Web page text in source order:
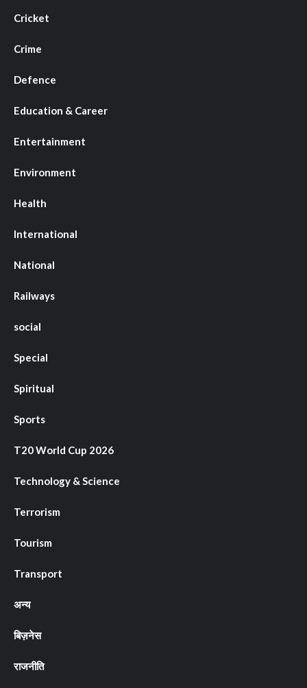
Cricket
Crime
Defence
Education & Career
Entertainment
Environment
Health
International
National
Railways
social
Special
Spiritual
Sports
T20 World Cup 2026
Technology & Science
Terrorism
Tourism
Transport
अन्य
बिज़नेस
राजनीति